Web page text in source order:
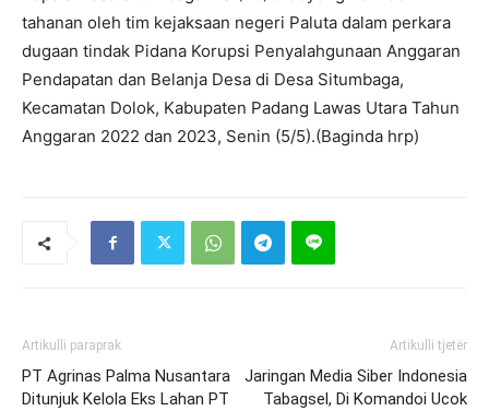
tahanan oleh tim kejaksaan negeri Paluta dalam perkara
dugaan tindak Pidana Korupsi Penyalahgunaan Anggaran
Pendapatan dan Belanja Desa di Desa Situmbaga,
Kecamatan Dolok, Kabupaten Padang Lawas Utara Tahun
Anggaran 2022 dan 2023, Senin (5/5).(Baginda hrp)
Artikulli paraprak
PT Agrinas Palma Nusantara
Ditunjuk Kelola Eks Lahan PT
Artikulli tjetër
Jaringan Media Siber Indonesia
Tabagsel, Di Komandoi Ucok